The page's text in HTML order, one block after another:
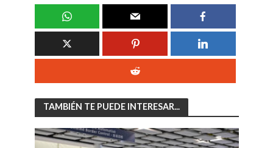
TAMBIÉN TE PUEDE INTERESAR...